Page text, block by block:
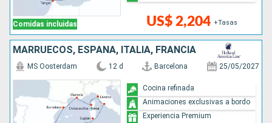
Comidas incluidas US$ 2,204 +Tasas
MARRUECOS, ESPAÑA, ITALIA, FRANCIA
MS Oosterdam 12 d Barcelona 25/05/2027
Cocina refinada
Animaciones exclusivas a bordo
Experiencia Premium